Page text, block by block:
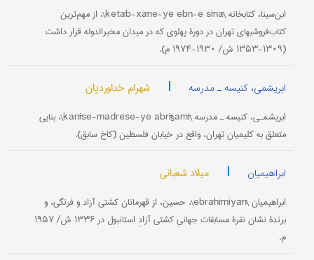
ابن‌سینا، کتابخانه \ketāb-xāne-ye ebn-e sīnā\، از مهم‌ترین
کتاب‌فروشیهای تهران در دورۀ پهلوی که در میدان مخبرالدوله قرار داشت
(۱۳۰۹-۱۳۵۳ ش/ ۱۹۳۰-۱۹۷۴ م).
ابریشمی، کنیسه ـ مدرسه | شهرام خداوردیان
ابریشمـی، کنیسه ـ مدرسه \kanīse-madrese-ye abrīšamī\، بنایی
متعلق به کلیمیان تهران، واقع در خیابان فلسطین (کاخ سابق).
ابراهیمیان | میلاد شعبانی
ابراهیمیان \ebrāhīmiyān\، حسین، از قهرمانان کشتی آزاد و فرنگی، و
برندۀ نشان نقرۀ مسابقات جهانیِ کشتی آزادِ استانبول در ۱۳۳۶ ش/ ۱۹۵۷
م.